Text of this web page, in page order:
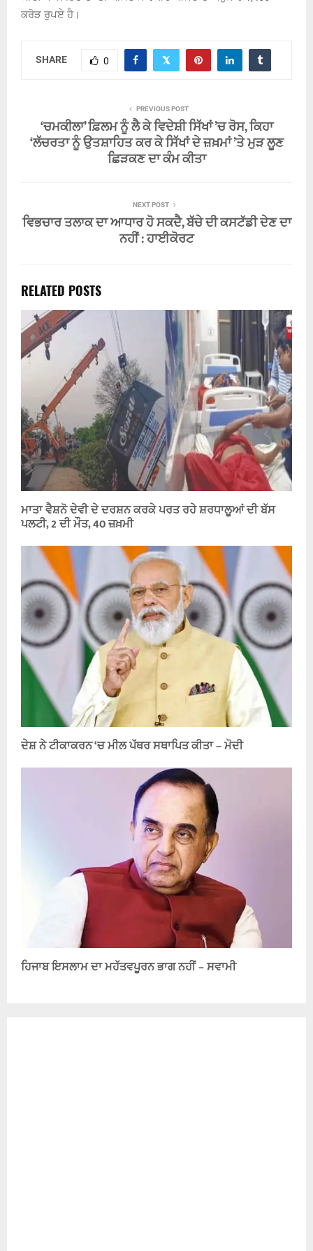
ਕਰੋੜ ਰੁਪਏ ਹੈ।
SHARE 0
PREVIOUS POST
‘ਚਮਕੀਲਾ’ ਫ਼ਿਲਮ ਨੂੰ ਲੈ ਕੇ ਵਿਦੇਸ਼ੀ ਸਿੱਖਾਂ ’ਚ ਰੋਸ, ਕਿਹਾ
‘ਲੱਚਰਤਾ ਨੂੰ ਉਤਸ਼ਾਹਿਤ ਕਰ ਕੇ ਸਿੱਖਾਂ ਦੇ ਜ਼ਖ਼ਮਾਂ ’ਤੇ ਮੁੜ ਲੂਣ
ਛਿੜਕਣ ਦਾ ਕੰਮ ਕੀਤਾ
NEXT POST
ਵਿਭਚਾਰ ਤਲਾਕ ਦਾ ਆਧਾਰ ਹੋ ਸਕਦੈ, ਬੱਚੇ ਦੀ ਕਸਟੱਡੀ ਦੇਣ ਦਾ
ਨਹੀਂ : ਹਾਈਕੋਰਟ
RELATED POSTS
ਮਾਤਾ ਵੈਸ਼ਨੋ ਦੇਵੀ ਦੇ ਦਰਸ਼ਨ ਕਰਕੇ ਪਰਤ ਰਹੇ ਸ਼ਰਧਾਲੂਆਂ ਦੀ ਬੱਸ
ਪਲਟੀ, 2 ਦੀ ਮੌਤ, 40 ਜ਼ਖ਼ਮੀ
ਦੇਸ਼ ਨੇ ਟੀਕਾਕਰਨ ‘ਚ ਮੀਲ ਪੱਥਰ ਸਥਾਪਿਤ ਕੀਤਾ – ਮੋਦੀ
ਹਿਜਾਬ ਇਸਲਾਮ ਦਾ ਮਹੱਤਵਪੂਰਨ ਭਾਗ ਨਹੀਂ – ਸਵਾਮੀ